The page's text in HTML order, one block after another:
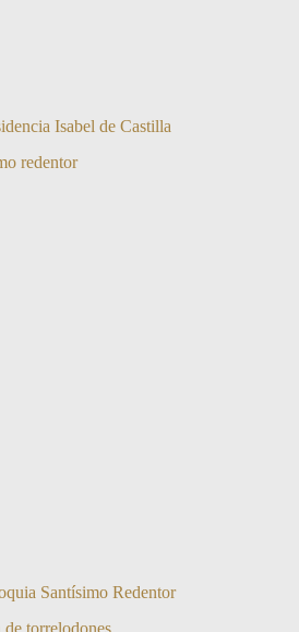
Isabel de Castilla
Santísimo Redentor